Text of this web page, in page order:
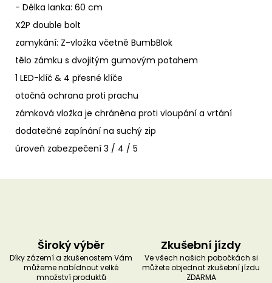
- Délka lanka: 60 cm
X2P double bolt
zamykání: Z-vložka včetně BumbBlok
tělo zámku s dvojitým gumovým potahem
1 LED-klíč & 4 přesné klíče
otočná ochrana proti prachu
zámková vložka je chráněna proti vloupání a vrtání
dodatečné zapínání na suchý zip
úroveň zabezpečení 3 / 4 / 5
Široký výběr
Díky zázemí a zkušenostem Vám
můžeme nabídnout velké
množství produktů
Zkušební jízdy
Ve všech našich pobočkách si
můžete objednat zkušební jízdu
ZDARMA
e
m
e